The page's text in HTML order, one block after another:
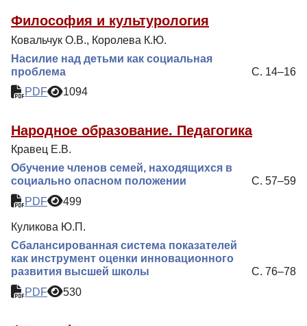
Философия и культурология
Ковальчук О.В., Королева К.Ю.
Насилие над детьми как социальная
проблема
С. 14–16
PDF
1094
Народное образование. Педагогика
Кравец Е.В.
Обучение членов семей, находящихся в
социально опасном положении
С. 57–59
PDF
499
Куликова Ю.П.
Сбалансированная система показателей
как инструмент оценки инновационного
развития высшей школы
С. 76–78
PDF
530